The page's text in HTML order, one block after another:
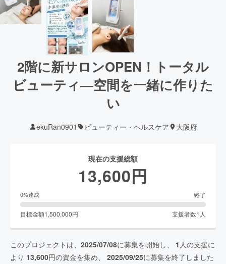
2階に新サロンOPEN！トータル
ビューティ―空間を一緒に作りた
い
ekuRan0901 ビューティー・ヘルスケア 大阪府
現在の支援総額
13,600円
0%達成 終了
目標金額1,500,000円 支援者数1 人
このプロジェクトは、 2025/07/08に募集を開始し、 1 人の支援に
より 13,600円の資金を集め、 2025/09/25に募集を終了しました